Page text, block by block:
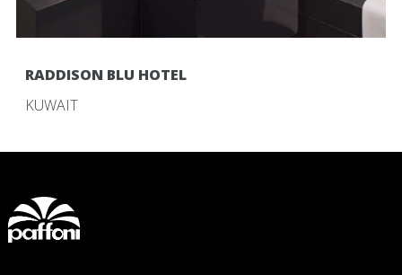
RADDISON BLU HOTEL
KUWAIT